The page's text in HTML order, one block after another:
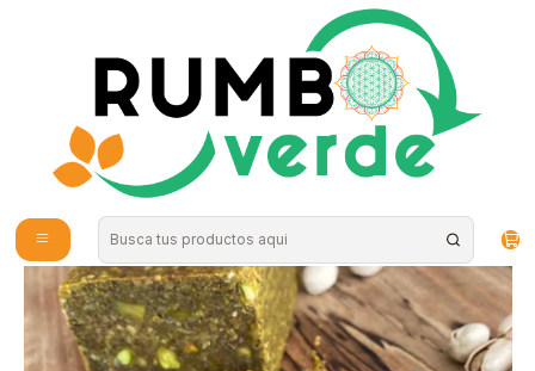
Envío gratis por compras sobre los 59.990 en la provincia de Santiago
Fain - Pan de Pistachos Keto 500grs "Congelados, solo disponibles para
retiro en tienda"